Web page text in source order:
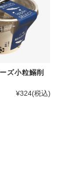
ズ小粒鰯削
¥324(税込)